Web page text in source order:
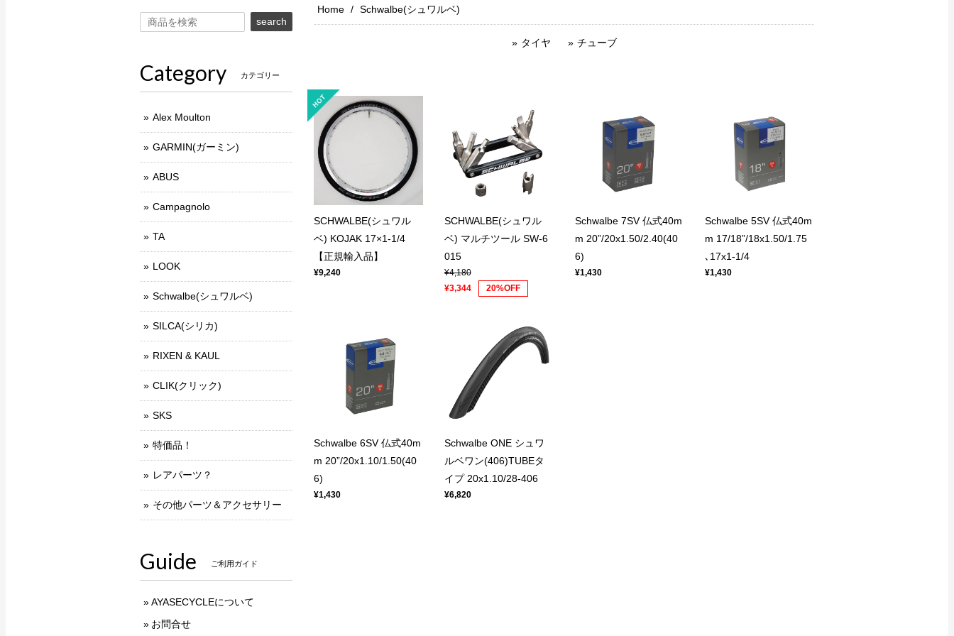
Home Schwalbe(シュワルベ)
タイヤ チューブ
SCHWALBE(シュワル
ベ) KOJAK 17×1-1/4
【正規輸入品】
¥9,240
SCHWALBE(シュワル
ベ) マルチツール SW-6
015
¥4,180
¥3,344
20%OFF
Schwalbe 7SV 仏式40m
m 20”/20x1.50/2.40(40
6)
¥1,430
Schwalbe 5SV 仏式40m
m 17/18”/18x1.50/1.75
､17x1-1/4
¥1,430
Schwalbe 6SV 仏式40m
m 20”/20x1.10/1.50(40
6)
¥1,430
Schwalbe ONE シュワ
ルベワン(406)TUBEタ
イプ 20x1.10/28-406
¥6,820
search
Category カテゴリー
Alex Moulton
GARMIN(ガーミン)
ABUS
Campagnolo
TA
LOOK
Schwalbe(シュワルベ)
SILCA(シリカ)
RIXEN & KAUL
CLIK(クリック)
SKS
特価品！
レアパーツ？
その他パーツ＆アクセサリー
Guide ご利用ガイド
AYASECYCLEについて
お問合せ